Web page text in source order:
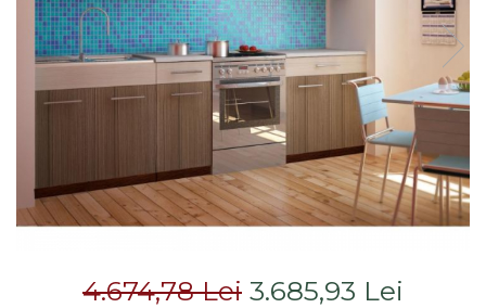
Scaune living/dining
Set mobilier Living
Seturi masa +scaune
dining
Seturi dormitoare
complete
Suporturi
saltea/Somiere/Gratii
4.674,78 Lei 3.685,93 Lei